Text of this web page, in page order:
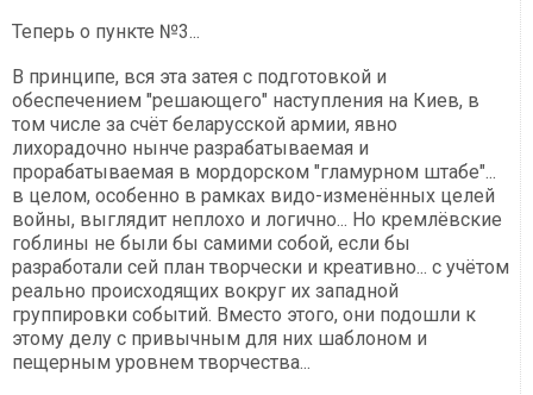
Теперь о пункте №3...
В принципе, вся эта затея с подготовкой и
обеспечением "решающего" наступления на Киев, в
том числе за счёт беларусской армии, явно
лихорадочно нынче разрабатываемая и
прорабатываемая в мордорском "гламурном штабе"...
в целом, особенно в рамках видо-изменённых целей
войны, выглядит неплохо и логично... Но кремлёвские
гоблины не были бы самими собой, если бы
разработали сей план творчески и креативно... с учётом
реально происходящих вокруг их западной
группировки событий. Вместо этого, они подошли к
этому делу с привычным для них шаблоном и
пещерным уровнем творчества...